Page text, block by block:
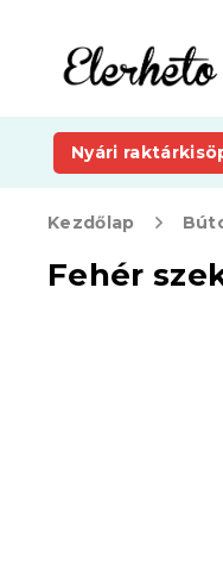
tartalomhoz
Nyári
Kezdőlap
Fehér